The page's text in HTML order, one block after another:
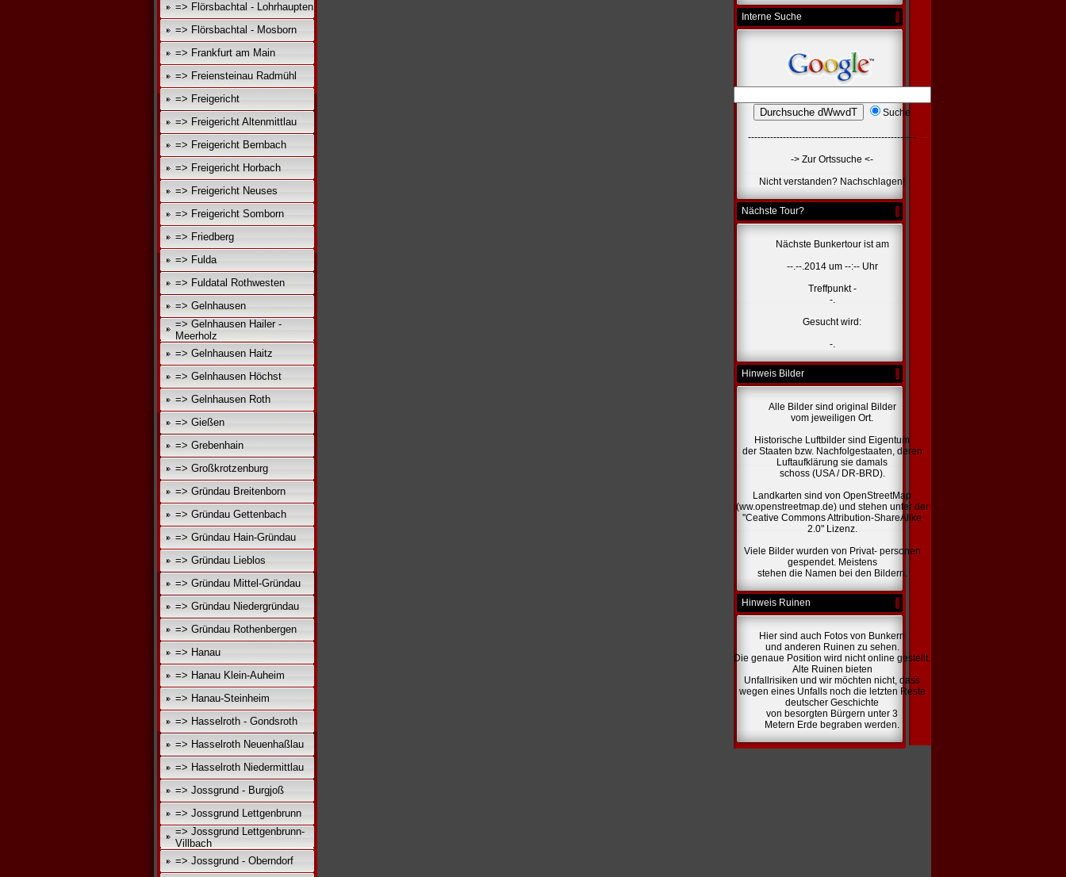
=> Flörsbachtal - Lohrhaupten
=> Flörsbachtal - Mosborn
=> Frankfurt am Main
=> Freiensteinau Radmühl
=> Freigericht
=> Freigericht Altenmittlau
=> Freigericht Bernbach
=> Freigericht Horbach
=> Freigericht Neuses
=> Freigericht Somborn
=> Friedberg
=> Fulda
=> Fuldatal Rothwesten
=> Gelnhausen
=> Gelnhausen Hailer -
Meerholz
=> Gelnhausen Haitz
=> Gelnhausen Höchst
=> Gelnhausen Roth
=> Gießen
=> Grebenhain
=> Großkrotzenburg
=> Gründau Breitenborn
=> Gründau Gettenbach
=> Gründau Hain-Gründau
=> Gründau Lieblos
=> Gründau Mittel-Gründau
=> Gründau Niedergründau
=> Gründau Rothenbergen
=> Hanau
=> Hanau Klein-Auheim
=> Hanau-Steinheim
=> Hasselroth - Gondsroth
=> Hasselroth Neuenhaßlau
=> Hasselroth Niedermittlau
=> Jossgrund - Burgjoß
=> Jossgrund Lettgenbrunn
=> Jossgrund Lettgenbrunn-
Villbach
=> Jossgrund - Oberndorf
Interne Suche
Suche
-----------------------------------------------------
-> Zur Ortssuche <-
Nicht verstanden? Nachschlagen!
Nächste Tour?
Nächste Bunkertour ist am
--.--.2014 um --:-- Uhr
Treffpunkt -
-.
Gesucht wird:
-.
Hinweis Bilder
Alle Bilder sind original Bilder
vom jeweiligen Ort.
Historische Luftbilder sind Eigentum
der Staaten bzw. Nachfolgestaaten, deren
Luftaufklärung sie damals
schoss (USA / DR-BRD).
Landkarten sind von OpenStreetMap
(ww.openstreetmap.de) und stehen unter der
"Ceative Commons Attribution-ShareAlike
2.0" Lizenz.
Viele Bilder wurden von Privat- personen
gespendet. Meistens
stehen die Namen bei den Bildern.
Hinweis Ruinen
Hier sind auch Fotos von Bunkern
und anderen Ruinen zu sehen.
Die genaue Position wird nicht online gestellt.
Alte Ruinen bieten
Unfallrisiken und wir möchten nicht, dass
wegen eines Unfalls noch die letzten Reste
deutscher Geschichte
von besorgten Bürgern unter 3
Metern Erde begraben werden.